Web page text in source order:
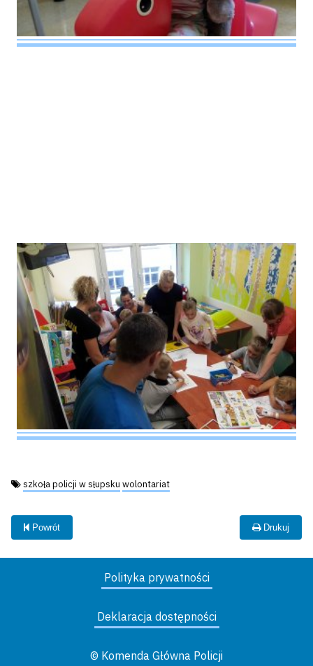
Tagi:
szkoła policji w słupsku wolontariat
Powrót Drukuj
Polityka prywatności
Deklaracja dostępności
© Komenda Główna Policji